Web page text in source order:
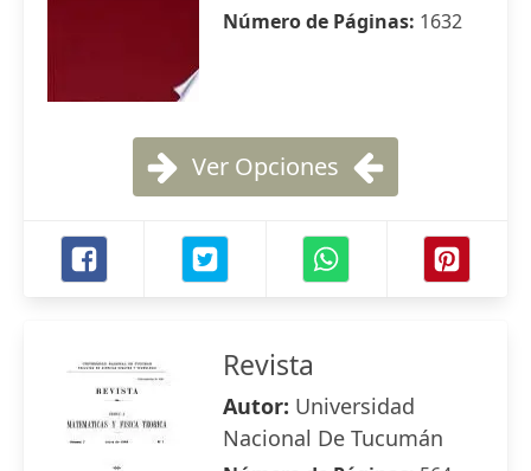
Número de Páginas: 1632
Ver Opciones
Revista
Autor: Universidad
Nacional De Tucumán